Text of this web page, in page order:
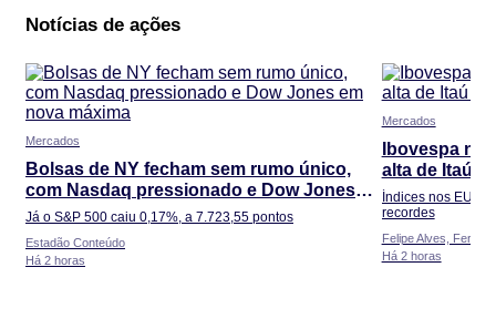
Notícias de ações
Mercados
Bolsas de NY fecham sem rumo único,
com Nasdaq pressionado e Dow Jones
em nova máxima
Já o S&P 500 caiu 0,17%, a 7.723,55 pontos
Estadão Conteúdo
Há 2 horas
Mercados
Ibovespa
alta de Itaú e
Índices nos EUA
recordes
Felipe Alves,
Há 2 horas